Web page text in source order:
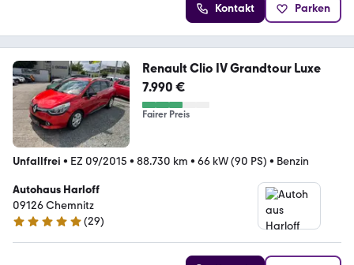
Kontakt Parken
Renault Clio IV Grandtour Luxe
7.990 €
Fairer Preis
Unfallfrei • EZ 09/2015 • 88.730 km • 66 kW (90 PS) • Benzin
Autohaus Harloff
09126 Chemnitz
5 Sterne
(29)